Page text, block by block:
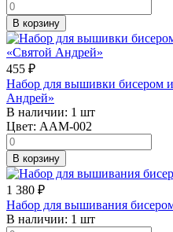
В корзину
455 ₽
Набор для вышивки бисером
Андрей»
В наличии: 1 шт
Цвет: AAM-002
В корзину
1 380 ₽
Набор для вышивания
В наличии: 1 шт